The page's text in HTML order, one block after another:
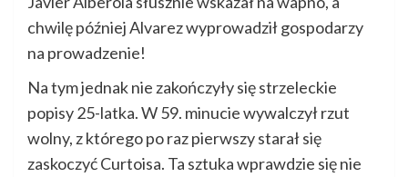
chwilę później Alvarez wyprowadził gospodarzy
na prowadzenie!
Na tym jednak nie zakończyły się strzeleckie
popisy 25-latka. W 59. minucie wywalczył rzut
wolny, z którego po raz pierwszy starał się
zaskoczyć Curtoisa. Ta sztuka wprawdzie się nie